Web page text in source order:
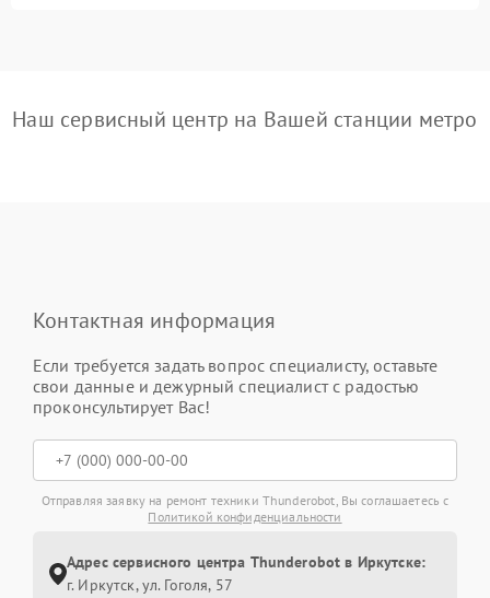
Наш сервисный центр на Вашей станции метро
Контактная информация
Если требуется задать вопрос специалисту, оставьте
свои данные и дежурный специалист с радостью
проконсультирует Вас!
Отправляя заявку на ремонт техники Thunderobot, Вы соглашаетесь с
Политикой конфиденциальности
Адрес сервисного центра Thunderobot в Иркутске:
г. Иркутск, ул. ​Гоголя, 57